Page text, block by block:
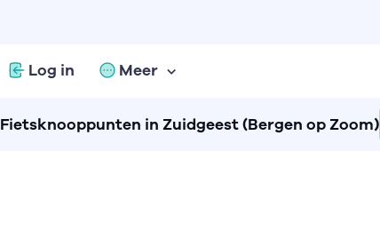
Log in Meer
Fietsknooppunten in Zuidgeest (Bergen op Zoom)